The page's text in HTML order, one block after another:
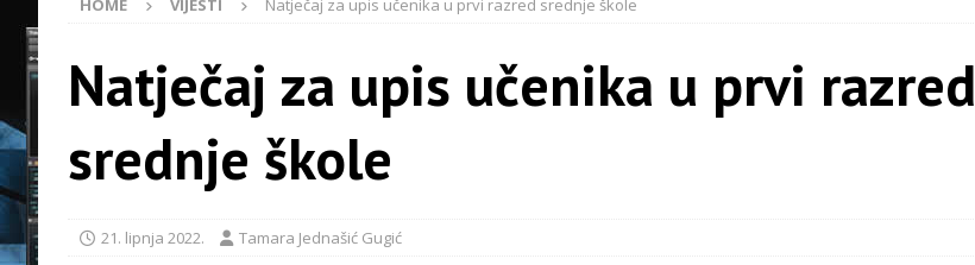
HOME VIJESTI Natječaj za upis učenika u prvi razred srednje škole
Natječaj za upis učenika u prvi razred
srednje škole
21. lipnja 2022. Tamara Jednašić Gugić